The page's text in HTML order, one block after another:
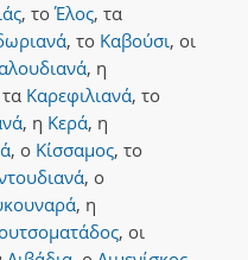
, το Έλος, τα
, το Καβούσι, οι
, η
τα Καρεφιλιανά, το
, η Κερά, η
, ο Κίσσαμος, το
, ο
, η
, οι